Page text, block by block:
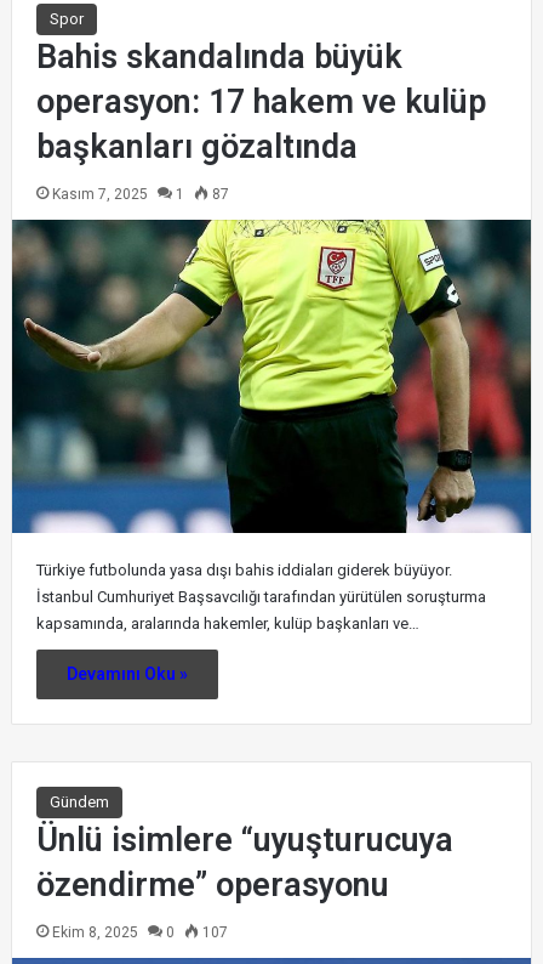
Spor
Bahis skandalında büyük
operasyon: 17 hakem ve kulüp
başkanları gözaltında
Kasım 7, 2025 1 87
Türkiye futbolunda yasa dışı bahis iddiaları giderek büyüyor.
İstanbul Cumhuriyet Başsavcılığı tarafından yürütülen soruşturma
kapsamında, aralarında hakemler, kulüp başkanları ve…
Devamını Oku »
Gündem
Ünlü isimlere “uyuşturucuya
özendirme” operasyonu
Ekim 8, 2025 0 107